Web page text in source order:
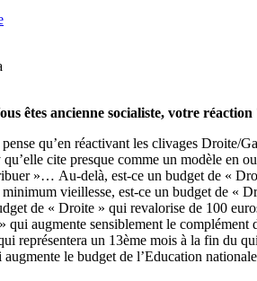
êtes ancienne socialiste, votre réaction
qu’en réactivant les clivages Droite/
cite presque comme un modèle en
»… Au-delà, est-ce un budget de «
vieillesse, est-ce un budget de «
de « Droite » qui revalorise de 100
augmente sensiblement le
représentera un 13ème mois à la fin du
le budget de l’Education